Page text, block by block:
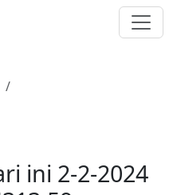
ini 2-2-2024